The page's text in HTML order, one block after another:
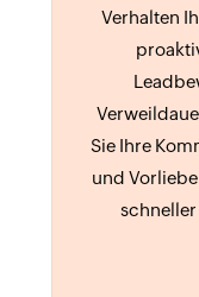
Verhalten
Sie Ihre
und